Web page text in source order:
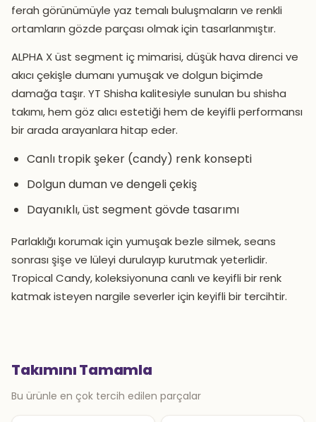
ferah görünümüyle yaz temalı buluşmaların ve renkli
ortamların gözde parçası olmak için tasarlanmıştır.
ALPHA X üst segment iç mimarisi, düşük hava direnci ve
akıcı çekişle dumanı yumuşak ve dolgun biçimde
damağa taşır. YT Shisha kalitesiyle sunulan bu shisha
takımı, hem göz alıcı estetiği hem de keyifli performansı
bir arada arayanlara hitap eder.
Canlı tropik şeker (candy) renk konsepti
Dolgun duman ve dengeli çekiş
Dayanıklı, üst segment gövde tasarımı
Parlaklığı korumak için yumuşak bezle silmek, seans
sonrası şişe ve lüleyi durulayıp kurutmak yeterlidir.
Tropical Candy, koleksiyonuna canlı ve keyifli bir renk
katmak isteyen nargile severler için keyifli bir tercihtir.
Takımını Tamamla
Bu ürünle en çok tercih edilen parçalar